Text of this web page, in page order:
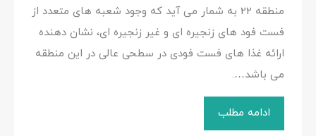
منطقه 22 به شمار می آید که وجود شعبه های متعدد از
فست فود های زنجیره ای و غیر زنجیره ای، نشان دهنده
ارائه غذا های فست فودی در سطحی عالی در این منطقه
می باشد….
ادامه مطلب